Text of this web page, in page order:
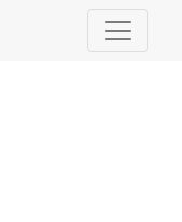
de las clases